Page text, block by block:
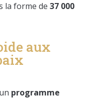
la forme de 37 000
aux
programme